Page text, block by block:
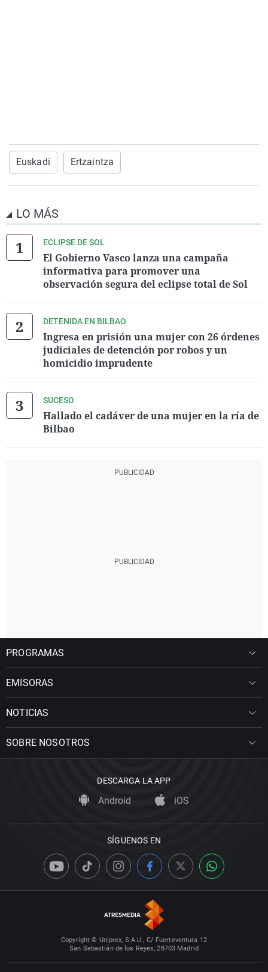
Euskadi Ertzaintza
LO MÁS
ECLIPSE DE SOL
El Gobierno Vasco lanza una campaña
informativa para promover una
observación segura del eclipse total de Sol
DETENIDA EN BILBAO
Ingresa en prisión una mujer con 26 órdenes
judiciales de detención por robos y un
homicidio imprudente
SUCESO
Hallado el cadáver de una mujer en la ría de
Bilbao
PROGRAMAS
EMISORAS
NOTICIAS
SOBRE NOSOTROS
DESCARGA LA APP
Android iOS
SÍGUENOS EN
Copyright © Uniprex, S.A.U., C/ Fuerteventura 12
San Sebastián de los Reyes, 28703 Madrid